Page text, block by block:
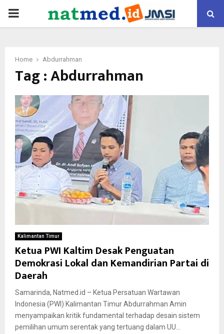
PRIMARY
Home Abdurrahman
Tag : Abdurrahman
Kalimantan Timur
Ketua PWI Kaltim Desak Penguatan
Demokrasi Lokal dan Kemandirian Partai di
Daerah
Samarinda, Natmed.id – Ketua Persatuan Wartawan
Indonesia (PWI) Kalimantan Timur Abdurrahman Amin
menyampaikan kritik fundamental terhadap desain sistem
pemilihan umum serentak yang tertuang dalam UU...